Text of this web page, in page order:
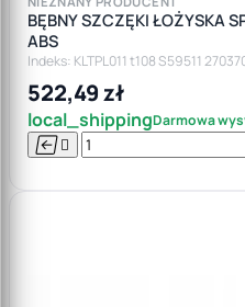
BĘBNY SZCZĘKI ŁOŻYSKA
ABS
Indeks: KLTPL011 t108 S59511
522,49 zł
local_shippingDarmowa
 